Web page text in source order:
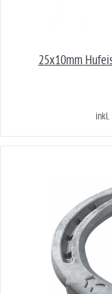
25x10mm
inkl.